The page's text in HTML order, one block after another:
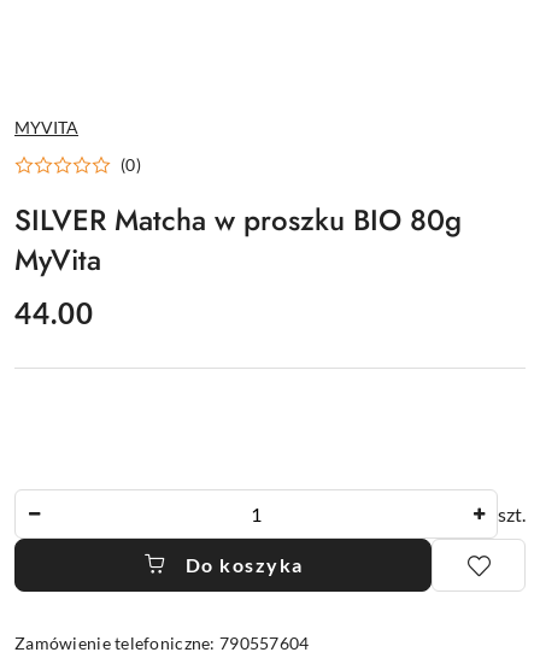
NAZWA
PRODUCENTA:
MYVITA
(0)
SILVER Matcha w proszku BIO 80g
MyVita
cena:
44.00
szt.
Do koszyka
Zamówienie telefoniczne: 790557604